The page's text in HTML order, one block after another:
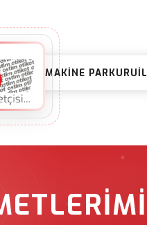
MAKINE PARKURU